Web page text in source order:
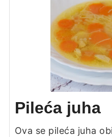
Pileća juha
Ova se pileća juha